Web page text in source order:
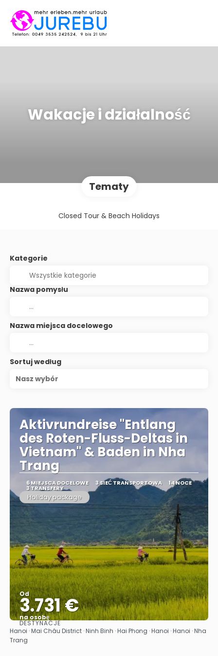
Wakacje i działalność
Tematy
Closed Tour & Beach Holidays
Kategorie
Nazwa pomysłu
Nazwa miejsca docelowego
Sortuj według
Nasz wybór
Aktivrundreise "Entlang
des Roten-Fluss-Deltas in
Vietnam" & Baden in Nha
Trang
6 MIEJSCA DOCELOWE 3 SIEĆ TRANSPORTOWA 14 NOCE
3 TRANSFERY
Holiday package
Od
3.731 €
na osobę
Zobacz
DESTYNACJE
Hanoi · Mai Châu District · Ninh Binh · Hai Phong · Hanoi · Hanoi · Nha
Trang